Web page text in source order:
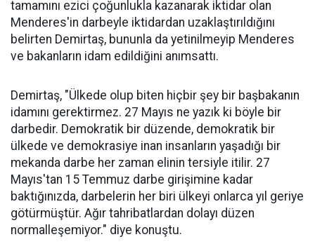
tamamını ezici çoğunlukla kazanarak iktidar olan
Menderes'in darbeyle iktidardan uzaklaştırıldığını
belirten Demirtaş, bununla da yetinilmeyip Menderes
ve bakanların idam edildiğini anımsattı.
Demirtaş, "Ülkede olup biten hiçbir şey bir başbakanın
idamını gerektirmez. 27 Mayıs ne yazık ki böyle bir
darbedir. Demokratik bir düzende, demokratik bir
ülkede ve demokrasiye inan insanların yaşadığı bir
mekanda darbe her zaman elinin tersiyle itilir. 27
Mayıs'tan 15 Temmuz darbe girişimine kadar
baktığınızda, darbelerin her biri ülkeyi onlarca yıl geriye
götürmüştür. Ağır tahribatlardan dolayı düzen
normalleşemiyor." diye konuştu.